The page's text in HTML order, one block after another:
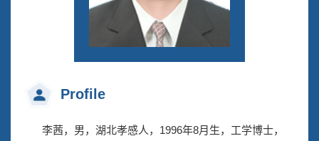
Profile
李茜，男，湖北孝感人，1996年8月生，工学博士，